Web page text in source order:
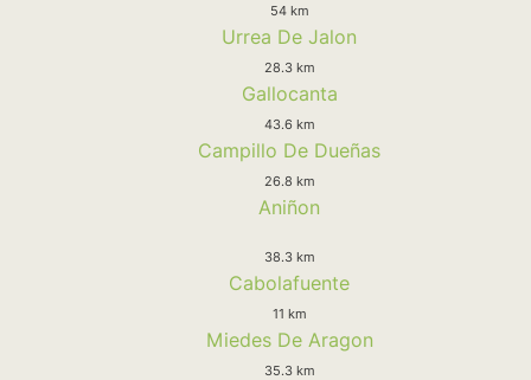
54 km
Urrea De Jalon
28.3 km
Gallocanta
43.6 km
Campillo De Dueñas
26.8 km
Aniñon
38.3 km
Cabolafuente
11 km
Miedes De Aragon
35.3 km